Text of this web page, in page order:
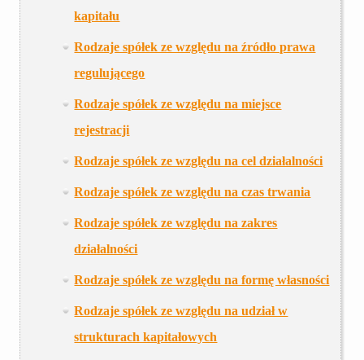
kapitału
Rodzaje spółek ze względu na źródło prawa
regulującego
Rodzaje spółek ze względu na miejsce
rejestracji
Rodzaje spółek ze względu na cel działalności
Rodzaje spółek ze względu na czas trwania
Rodzaje spółek ze względu na zakres
działalności
Rodzaje spółek ze względu na formę własności
Rodzaje spółek ze względu na udział w
strukturach kapitałowych